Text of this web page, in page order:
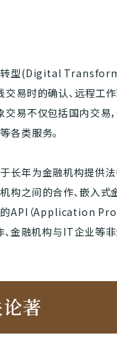
型(Digital
交易时的确认、远程
交易不仅包括国内交易
各类服务。
长年为金融机构提供
构之间的合作、嵌入式
API（Application
金融机构与IT企业等非
著